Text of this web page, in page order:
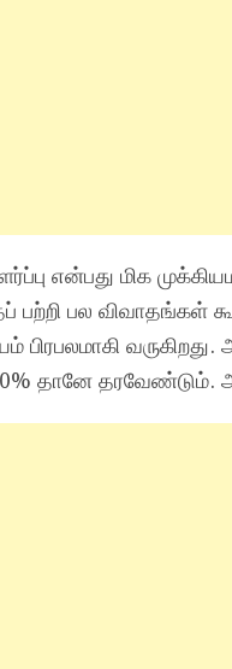
என்பது மிக
பற்றி பல
பிரபலமாகி
தானே